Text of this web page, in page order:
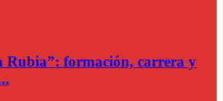
Rubia”: formación, carrera y